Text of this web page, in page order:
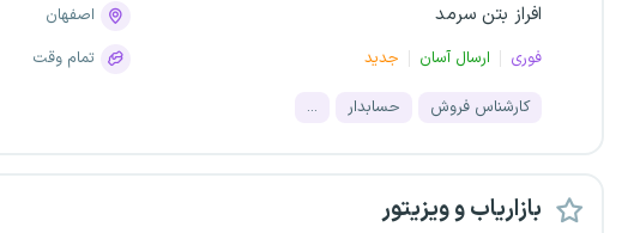
افراز بتن سرمد
فوری ارسال آسان جدید
اصفهان
تمام وقت
کارشناس فروش حسابدار ...
بازاریاب و ویزیتور